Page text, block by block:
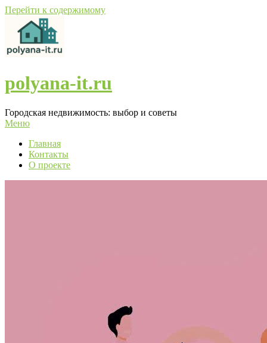
Перейти к содержимому
polyana-it.ru
Городская недвижимость: выбор и советы
Меню
Главная
Контакты
О проекте